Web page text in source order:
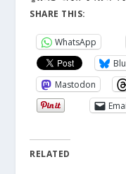
SHARE THIS:
WhatsApp
Mastodon
RELATED